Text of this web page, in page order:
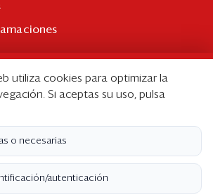
utiliza cookies para optimizar la
Si aceptas su uso, pulsa
o necesarias
autenticación